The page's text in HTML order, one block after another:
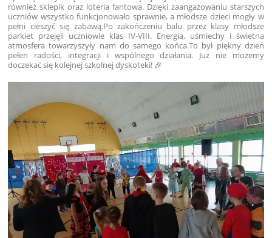
również sklepik oraz loteria fantowa. Dzięki zaangażowaniu starszych
uczniów wszystko funkcjonowało sprawnie, a młodsze dzieci mogły w
pełni cieszyć się zabawą.Po zakończeniu balu przez klasy młodsze
parkiet przejęli uczniowie klas IV-VIII. Energia, uśmiechy i świetna
atmosfera towarzyszyły nam do samego końca.To był piękny dzień
pełen radości, integracji i wspólnego działania. Już nie możemy
doczekać się kolejnej szkolnej dyskoteki! 🎉